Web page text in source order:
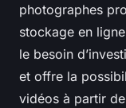
photographes
stockage en
le besoin
et offre la
vidéos à partir